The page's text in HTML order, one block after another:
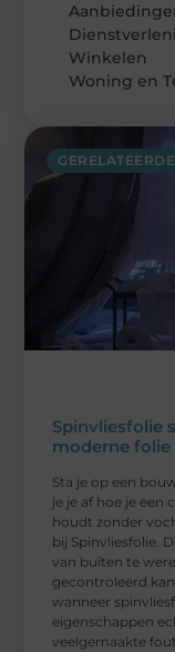
Spinvliesfolie
moderne
Sta je op een
je je af hoe je
houdt zonder
bij Spinvliesfolie.
van buiten te
gecontroleerd
wanneer
eigenschappen
veelgemaakte
Winkelen
Woning en